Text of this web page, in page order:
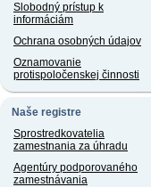
Slobodný prístup k
informáciám
Ochrana osobných údajov
Oznamovanie
protispoločenskej činnosti
Naše registre
Sprostredkovatelia
zamestnania za úhradu
Agentúry podporovaného
zamestnávania